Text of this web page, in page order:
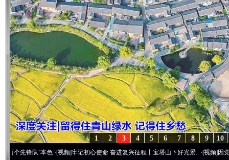
10
9
8
7
6
5
4
3
2
1
”本色·[视频]牢记初心使命 奋进复兴征程丨宝塔山下好光景..·[视频]因党而生 为党